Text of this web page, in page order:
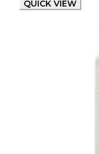
QUICK VIEW